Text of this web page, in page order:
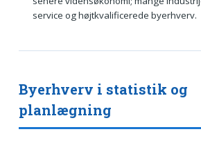
service og højtkvalificerede byerhverv.
Byerhverv i statistik og
planlægning